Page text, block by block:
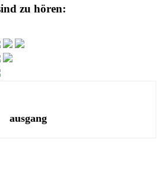
zu hören:
ausgang